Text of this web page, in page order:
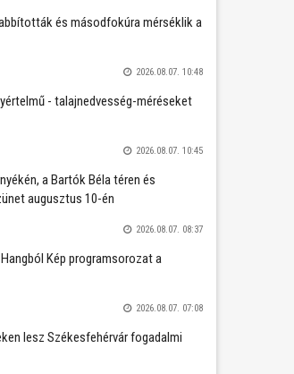
és másodfokúra mérséklik a
2026.08.07. 10:48
- talajnedvesség-méréseket
2026.08.07. 10:45
a Bartók Béla téren és
augusztus 10-én
2026.08.07. 08:37
Kép programsorozat a
2026.08.07. 07:08
lesz Székesfehérvár fogadalmi